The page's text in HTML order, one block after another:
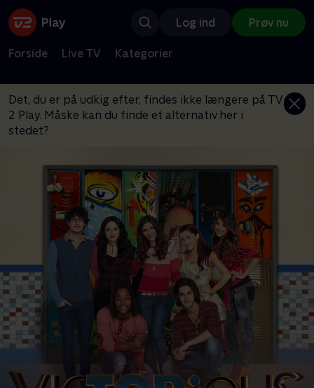
Log ind Prøv nu
Forside Live TV Kategorier
Det, du er på udkig efter, findes ikke længere på TV
2 Play. Måske kan du finde et alternativ her i
stedet?